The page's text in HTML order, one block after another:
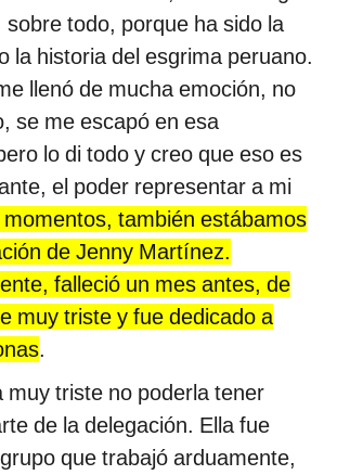
sobre todo, porque ha sido la
la historia del esgrima peruano.
llenó de mucha emoción, no
se me escapó en esa
lo di todo y creo que eso es
el poder representar a mi
momentos, también estábamos
de Jenny Martínez.
falleció un mes antes, de
muy triste y fue dedicado a
.
muy triste no poderla tener
de la delegación. Ella fue
que trabajó arduamente,